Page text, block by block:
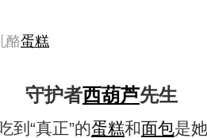
酪蛋糕
守护者西葫芦先生
到“真正”的蛋糕和面包是